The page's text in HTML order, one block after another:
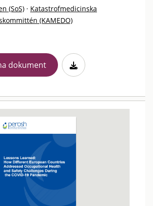
(SoS) · Katastrofmedicinska
(KAMEDO)
dokument